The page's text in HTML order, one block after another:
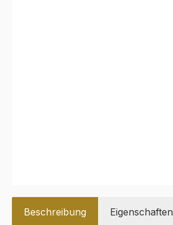
Beschreibung Eigenschaften